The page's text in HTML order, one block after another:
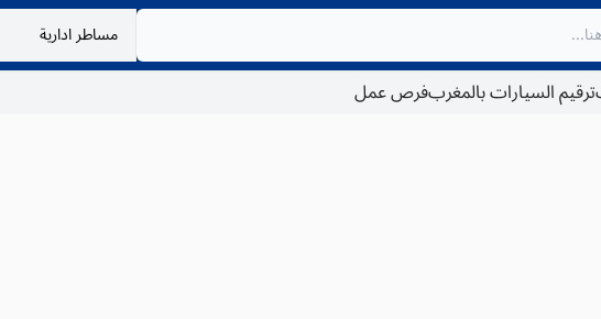
ترقيم السيارات بالمغربفرص عمل